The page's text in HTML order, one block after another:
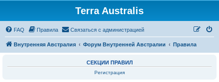
Terra Australis
FAQ Правила Связаться с администрацией
Внутренняя Австралия Форум Внутренней Австралии Правила
СЕКЦИИ ПРАВИЛ
Регистрация